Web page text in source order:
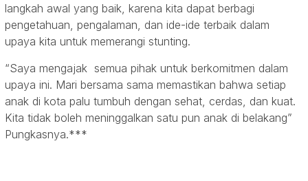
langkah awal yang baik, karena kita dapat berbagi
pengetahuan, pengalaman, dan ide-ide terbaik dalam
upaya kita untuk memerangi stunting.
“Saya mengajak semua pihak untuk berkomitmen dalam
upaya ini. Mari bersama sama memastikan bahwa setiap
anak di kota palu tumbuh dengan sehat, cerdas, dan kuat.
Kita tidak boleh meninggalkan satu pun anak di belakang”
Pungkasnya.***